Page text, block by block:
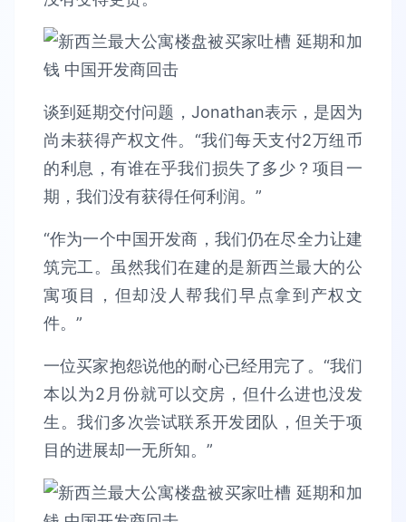
谈到延期交付问题，Jonathan表示，是因为
尚未获得产权文件。“我们每天支付2万纽币
的利息，有谁在乎我们损失了多少？项目一
期，我们没有获得任何利润。”
“作为一个中国开发商，我们仍在尽全力让建
筑完工。虽然我们在建的是新西兰最大的公
寓项目，但却没人帮我们早点拿到产权文
件。”
一位买家抱怨说他的耐心已经用完了。“我们
本以为2月份就可以交房，但什么进也没发
生。我们多次尝试联系开发团队，但关于项
目的进展却一无所知。”